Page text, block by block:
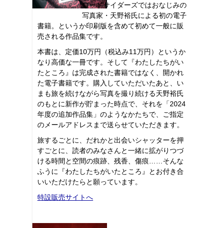
ロードサイダーズではおなじみの
写真家・天野裕氏による初の電子
書籍。というか印刷版を含めて初めて一般に販
売される作品集です。
本書は、定価10万円（税込み11万円）というか
なり高価な一冊です。そして『わたしたちがい
たところ』は完成された書籍ではなく、開かれ
た電子書籍です。購入していただいたあと、い
まも旅を続けながら写真を撮り続ける天野裕氏
のもとに新作が貯まった時点で、それを「2024
年度の追加作品集」のようなかたちで、ご指定
のメールアドレスまで送らせていただきます。
旅するごとに、だれかと出会いシャッターを押
すごとに、読者のみなさんと一緒に拡がりつづ
ける時間と空間の痕跡、残香、傷痕……そんな
ふうに『わたしたちがいたところ』とお付き合
いいただけたらと願っています。
特設販売サイトへ